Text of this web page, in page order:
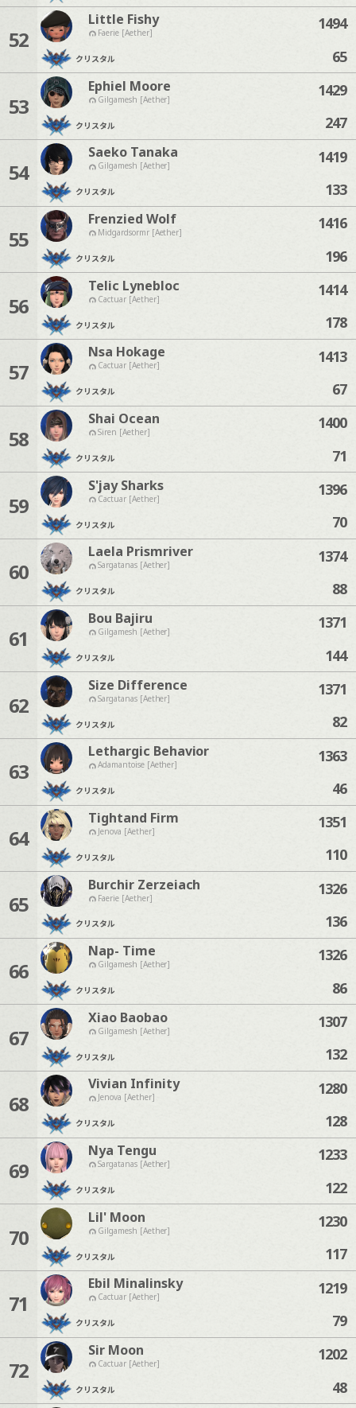
52
Little Fishy
Faerie [Aether]
クリスタル
1494
65
53
Ephiel Moore
Gilgamesh [Aether]
クリスタル
1429
247
54
Saeko Tanaka
Gilgamesh [Aether]
クリスタル
1419
133
55
Frenzied Wolf
Midgardsormr [Aether]
クリスタル
1416
196
56
Telic Lynebloc
Cactuar [Aether]
クリスタル
1414
178
57
Nsa Hokage
Cactuar [Aether]
クリスタル
1413
67
58
Shai Ocean
Siren [Aether]
クリスタル
1400
71
59
S'jay Sharks
Cactuar [Aether]
クリスタル
1396
70
60
Laela Prismriver
Sargatanas [Aether]
クリスタル
1374
88
61
Bou Bajiru
Gilgamesh [Aether]
クリスタル
1371
144
62
Size Difference
Sargatanas [Aether]
クリスタル
1371
82
63
Lethargic Behavior
Adamantoise [Aether]
クリスタル
1363
46
64
Tightand Firm
Jenova [Aether]
クリスタル
1351
110
65
Burchir Zerzeiach
Faerie [Aether]
クリスタル
1326
136
66
Nap- Time
Gilgamesh [Aether]
クリスタル
1326
86
67
Xiao Baobao
Gilgamesh [Aether]
クリスタル
1307
132
68
Vivian Infinity
Jenova [Aether]
クリスタル
1280
128
69
Nya Tengu
Sargatanas [Aether]
クリスタル
1233
122
70
Lil' Moon
Gilgamesh [Aether]
クリスタル
1230
117
71
Ebil Minalinsky
Cactuar [Aether]
クリスタル
1219
79
72
Sir Moon
Cactuar [Aether]
クリスタル
1202
48